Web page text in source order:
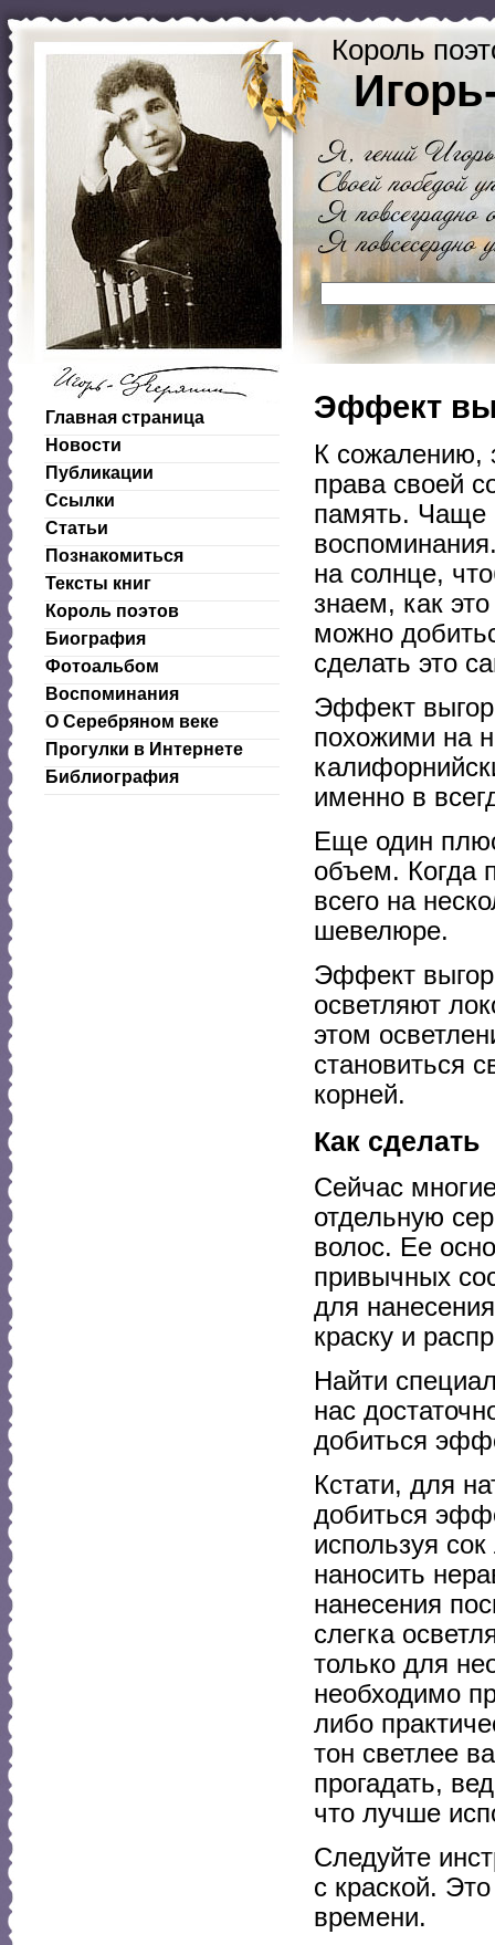
Король
Главная страница
Новости
Публикации
Ссылки
Статьи
Познакомиться
Тексты книг
Король поэтов
Биография
Фотоальбом
Воспоминания
О Серебряном веке
Прогулки в Интернете
Библиография
Эффект
К сожалению,
права своей
память. Чаще
на солнце,
знаем, как
можно
сделать это
Эффект
похожими на
именно в
Еще один
объем. Когда
всего на
шевелюре.
Эффект
осветляют
этом
становиться
корней.
Как сделать
Сейчас
отдельную
волос. Ее
привычных
для
краску и
Найти
нас
добиться
Кстати, для
добиться
используя
наносить
нанесения
слегка
только для
необходимо
либо
тон светлее
прогадать,
что лучше
Следуйте
с краской.
времени.